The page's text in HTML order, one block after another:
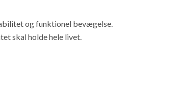
og funktionel bevægelse.
skal holde hele livet.